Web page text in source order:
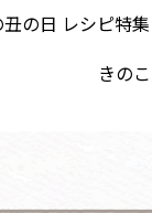
の日 レシピ特集
きの